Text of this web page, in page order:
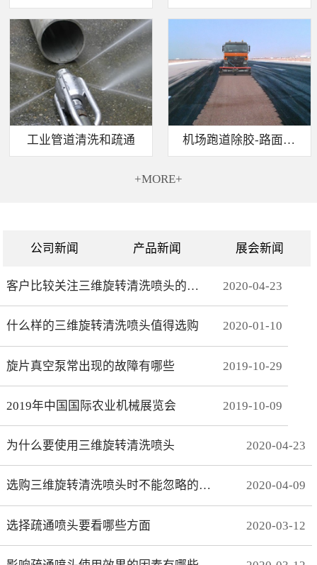
工业管道清洗和疏通 机场跑道除胶-路面标线清除
+MORE+
公司新闻 产品新闻 展会新闻
客户比较关注三维旋转清洗喷头的哪些方面 2020-04-23
什么样的三维旋转清洗喷头值得选购 2020-01-10
旋片真空泵常出现的故障有哪些 2019-10-29
2019年中国国际农业机械展览会 2019-10-09
为什么要使用三维旋转清洗喷头 2020-04-23
选购三维旋转清洗喷头时不能忽略的事项有哪些 2020-04-09
选择疏通喷头要看哪些方面 2020-03-12